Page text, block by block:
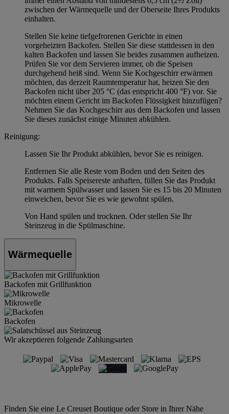
zwischen der Wärmequelle und der Oberseite Ihres Produkts
einhalten.
Stellen Sie keine tiefgefrorenen Gerichte in einen
vorgeheizten Backofen. Stellen Sie diese stattdessen in den
kalten Backofen und lassen Sie beides zusammen aufheizen.
Prüfen Sie vor dem Servieren immer, ob die Speisen
durchgehend heiß sind. Wenn Sie Kochgeschirr erwärmen
möchten, das derzeit Raumtemperatur hat, heizen Sie den
Backofen nicht über 205 °C (das entspricht 400 °F) vor. Sie
möchten einem Gericht im Backofen Flüssigkeit hinzufügen?
Nehmen Sie das Kochgeschirr aus dem Backofen und lassen
Sie dieses zunächst einige Minuten abkühlen.
Reinigung:
Lassen Sie Ihr Produkt abkühlen, bevor Sie es reinigen.
Entfernen Sie alle Reste vom Boden und den Seiten des
Produkts. Falls Speisereste anhaften, füllen Sie das Produkt
mit warmem Spülwasser und lassen Sie es 15 bis 20 Minuten
einweichen, bevor Sie es wie gewohnt spülen.
Von Hand spülen und trocknen. Oder stellen Sie Ihr
Steinzeug in die Spülmaschine.
Wärmequelle
Backofen mit Grillfunktion
Mikrowelle
Backofen
Wir akzeptieren folgende Zahlungsarten
Finden Sie eine Le Creuset Boutique oder Store in Ihrer Nähe